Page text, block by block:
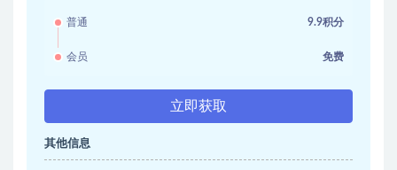
普通 9.9积分
会员 免费
立即获取
其他信息